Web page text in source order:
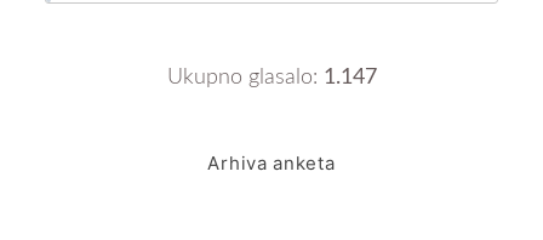
Ukupno glasalo: 1.147
Arhiva anketa